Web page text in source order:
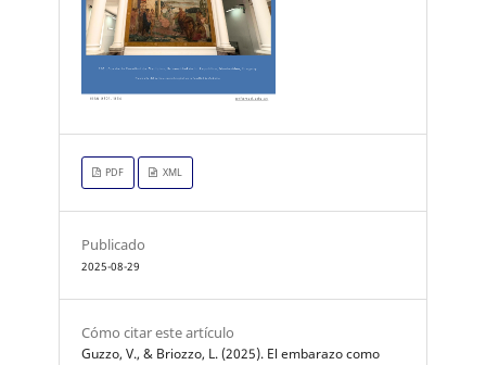
PDF XML
Publicado
2025-08-29
Cómo citar este artículo
Guzzo, V., & Briozzo, L. (2025). El embarazo como